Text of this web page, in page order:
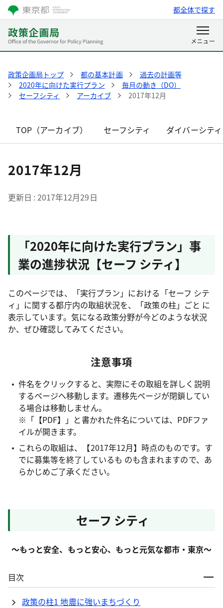
都全体で探す
政策企画局トップ 都の基本計画
過去の計画等
2020年に向けた実行プラン
毎月の動き（DO）
セーフシティ
アーカイブ 2017年12月
TOP（アーカイブ） セーフシティ ダイバーシティ
2017年12月
更新日 2017年12月29日
「2020年に向けた実行プラン」事
業の進捗状況【セーフ シティ】
このページでは、「実行プラン」における「セーフ シテ
ィ」に関する都庁内の取組状況を、「政策の柱」ごと に
表示しています。気になる政策分野が今どのような状況
か、ぜひ確認してみてください。
注意事項
件名をクリックすると、実際にその取組を詳しく説明
するページへ移動します。遷移先ページが閉鎖してい
る場合は移動しません。
※「【PDF】」と書かれた件名については、PDFファ
イルが開きます。
これらの取組は、【2017年12月】時点のものです。す
でに募集等を終了しているも のも含まれますので、あ
らかじめご了承ください。
セーフ シティ
～もっと安全、もっと安心、もっと元気な都市・東京～
目次
政策の柱1 地震に強いまちづくり